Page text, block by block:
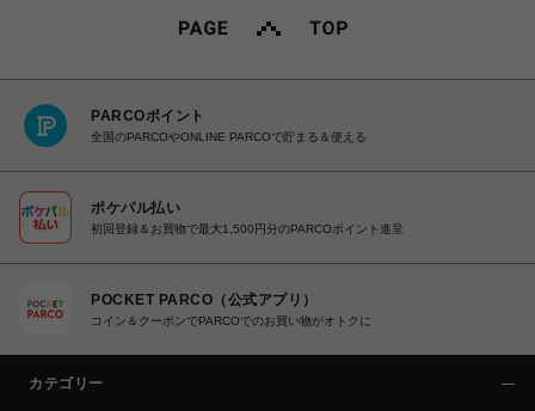
PARCOポイント
全国のPARCOやONLINE PARCOで貯まる＆使える
ポケパル払い
初回登録＆お買物で最大1,500円分のPARCOポイント進呈
POCKET PARCO（公式アプリ）
コイン＆クーポンでPARCOでのお買い物がオトクに
カテゴリー